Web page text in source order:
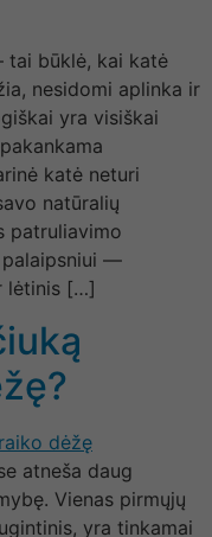
tai būklė, kai katė
nesidomi aplinka ir
yra visiškai
katė neturi
natūralių
patruliavimo
—
lėtinis […]
atneša daug
Vienas pirmųjų
yra tinkamai